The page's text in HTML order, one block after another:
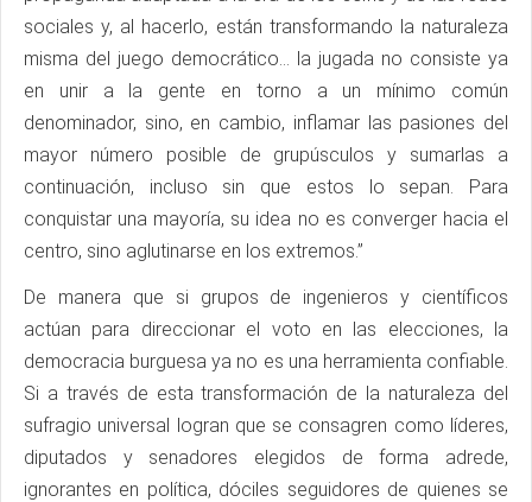
sociales y, al hacerlo, están transformando la naturaleza
misma del juego democrático… la jugada no consiste ya
en unir a la gente en torno a un mínimo común
denominador, sino, en cambio, inflamar las pasiones del
mayor número posible de grupúsculos y sumarlas a
continuación, incluso sin que estos lo sepan. Para
conquistar una mayoría, su idea no es converger hacia el
centro, sino aglutinarse en los extremos.”
De manera que si grupos de ingenieros y científicos
actúan para direccionar el voto en las elecciones, la
democracia burguesa ya no es una herramienta confiable.
Si a través de esta transformación de la naturaleza del
sufragio universal logran que se consagren como líderes,
diputados y senadores elegidos de forma adrede,
ignorantes en política, dóciles seguidores de quienes se